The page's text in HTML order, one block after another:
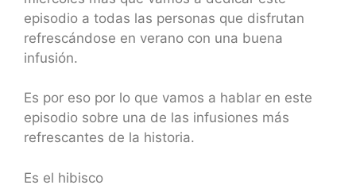
episodio a todas las personas que disfrutan
refrescándose en verano con una buena
infusión.
Es por eso por lo que vamos a hablar en este
episodio sobre una de las infusiones más
refrescantes de la historia.
Es el hibisco